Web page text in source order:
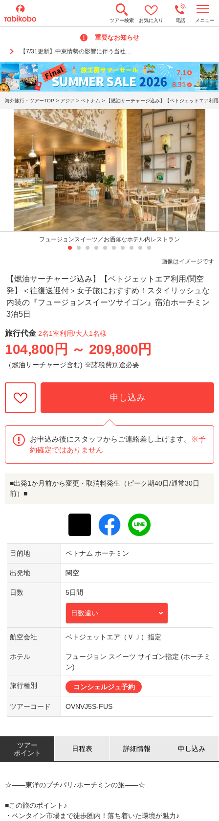
ツアー検索 お気に入り 電話 メニュー
重要なお知らせ
【7/31更新】中東情勢の影響に伴う当社…
o
n
a
v
i
g
a
t
i
海外旅行・ツアーTOP > アジア > ベトナム > 【燃油サーチャージ込み】【ベトジェットエア
フュージョンスイーツ／お洒落なホテル内レストラン
画像はイメージです
【燃油サーチャージ込み】【ベトジェットエア利用/関空
発】＜往復送迎付＞女子旅におすすめ！スタイリッシュな
内装の『フュージョンスイーツサイゴン』宿泊ホーチミン
3泊5日
旅行代金 2名1室利用/大人1名様
104,800円 ～ 209,800円
（燃油サーチャージ含む) ※諸税費別途必要
申し込み
お申込み後にスタッフからご連絡差し上げます。
※予
約確定ではありません
■出発1か月前から変更・取消料発生（ピーク期40日/通常30日
前）■
目的地 ベトナム ホーチミン
出発地 関空
日数 5日間
日数違い
航空会社 ベトジェットエア（ＶＪ）指定
ホテル
フュージョン スイーツ サイゴン指定 (ホーチミ
ン)
旅行種別 コンシェルジュ予約
ツアーコード OVNVJ5S-FUS
ツアー
ポイント
日程表 詳細情報 申し込み
☆――東洋のプチパリ♪ホーチミンの旅――☆
■この旅のポイント♪
・ベンタイン市場まで徒歩圏内！落ち着いた環境が魅力♪